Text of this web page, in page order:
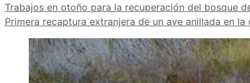
Trabajos en otoño para la recuperación del bosque
Primera recaptura extranjera de un ave anillada en la